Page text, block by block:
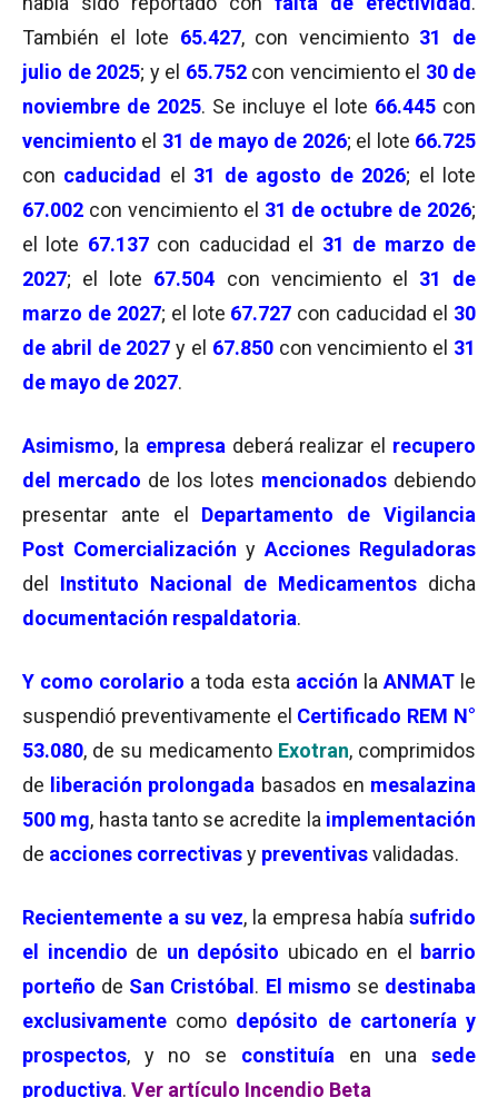
También el lote 65.427, con vencimiento 31 de
julio de 2025; y el 65.752con vencimiento el 30 de
noviembre de 2025. Se incluye el lote 66.445 con
vencimiento el 31 de mayo de 2026; el lote 66.725
con caducidad el 31 de agosto de 2026; el lote
67.002 con vencimiento el 31 de octubre de 2026;
el lote 67.137con caducidad el 31 de marzo de
2027; el lote 67.504 con vencimiento el 31 de
marzo de 2027; el lote 67.727 con caducidad el 30
de abril de 2027 y el 67.850con vencimiento el 31
de mayo de 2027.
Asimismo, la empresa deberá realizar el recupero
del mercado de los lotes mencionados debiendo
presentar ante el Departamento de Vigilancia
Post Comercialización y Acciones Reguladoras
del Instituto Nacional de Medicamentos dicha
documentación respaldatoria.
Y como corolario a toda esta acción la ANMAT le
suspendió preventivamente el Certificado REM N°
53.080, de su medicamento Exotran, comprimidos
de liberación prolongada basados en mesalazina
500 mg, hasta tanto se acredite la implementación
de acciones correctivasy preventivasvalidadas.
Recientemente a su vez, la empresa había sufrido
el incendio de un depósito ubicado en el
barrio
porteño de San Cristóbal . El mismo se destinaba
exclusivamente como depósito de cartonería y
prospectos, y no se constituía en unasede
productiva. Ver artículo Incendio Beta